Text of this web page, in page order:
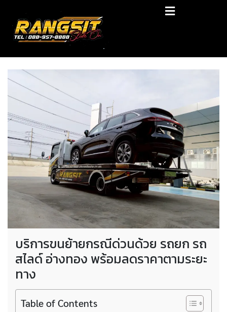
content
RANGSIT SlideON
รถยก168 รถสไลด์รังสิต รถสไลด์ ราคาถูก
บริการขนย้ายกรณีด่วนด้วย รถยก รถ
สไลด์ อ่างทอง พร้อมลดราคาตามระยะ
ทาง
Table of Contents